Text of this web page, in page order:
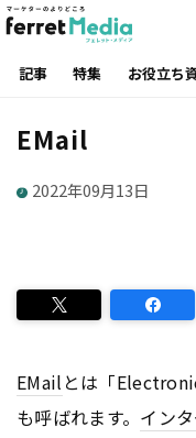
記事 特集 お役立ち
EMail
2022年09月13日
EMail とは「
も呼ばれます。 イン